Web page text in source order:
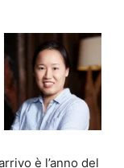
è l’anno del